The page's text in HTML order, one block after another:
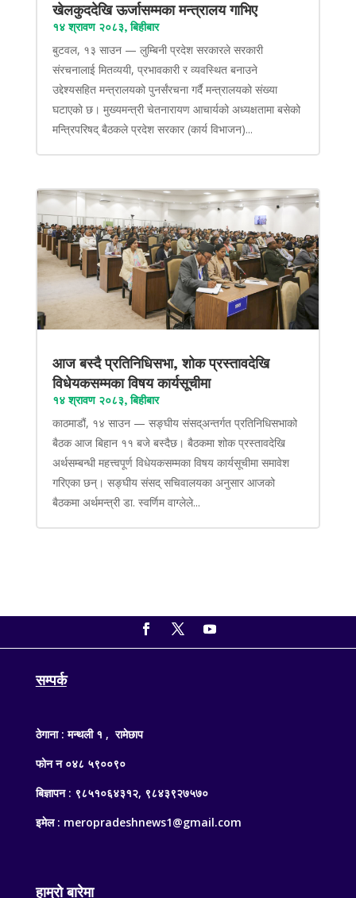
खेलकुददेखि ऊर्जासम्मका मन्त्रालय गाभिए
१४ श्रावण २०८३, बिहीबार
बुटवल, १३ साउन — लुम्बिनी प्रदेश सरकारले सरकारी
संरचनालाई मितव्ययी, प्रभावकारी र व्यवस्थित बनाउने
उद्देश्यसहित मन्त्रालयको पुनर्संरचना गर्दै मन्त्रालयको संख्या
घटाएको छ। मुख्यमन्त्री चेतनारायण आचार्यको अध्यक्षतामा बसेको
मन्त्रिपरिषद् बैठकले प्रदेश सरकार (कार्य विभाजन)...
आज बस्दै प्रतिनिधिसभा, शोक प्रस्तावदेखि
विधेयकसम्मका विषय कार्यसूचीमा
१४ श्रावण २०८३, बिहीबार
काठमाडौं, १४ साउन — सङ्घीय संसद्अन्तर्गत प्रतिनिधिसभाको
बैठक आज बिहान ११ बजे बस्दैछ। बैठकमा शोक प्रस्तावदेखि
अर्थसम्बन्धी महत्त्वपूर्ण विधेयकसम्मका विषय कार्यसूचीमा समावेश
गरिएका छन्। सङ्घीय संसद् सचिवालयका अनुसार आजको
बैठकमा अर्थमन्त्री डा. स्वर्णिम वाग्लेले...
सम्पर्क
ठेगाना : मन्थली १ , रामेछाप
फोन न ०४८ ५९००९०
बिज्ञापन : ९८५१०६४३१२, ९८४३९२७५७०
इमेल : meropradeshnews1@gmail.com
हाम्रो बारेमा